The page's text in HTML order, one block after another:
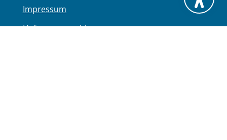
Impressum
Haftungsausschluss